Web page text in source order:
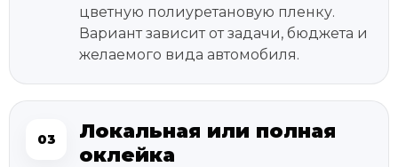
цветную полиуретановую пленку.
Вариант зависит от задачи, бюджета и
желаемого вида автомобиля.
03
Локальная или полная
оклейка